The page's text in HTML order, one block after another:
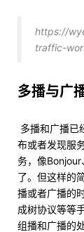
https://
traffic-
多播与广
多播和广播
布或者发现服
务，像
了。但这样的
播或者广播的
成树协议等等
组播和广播的